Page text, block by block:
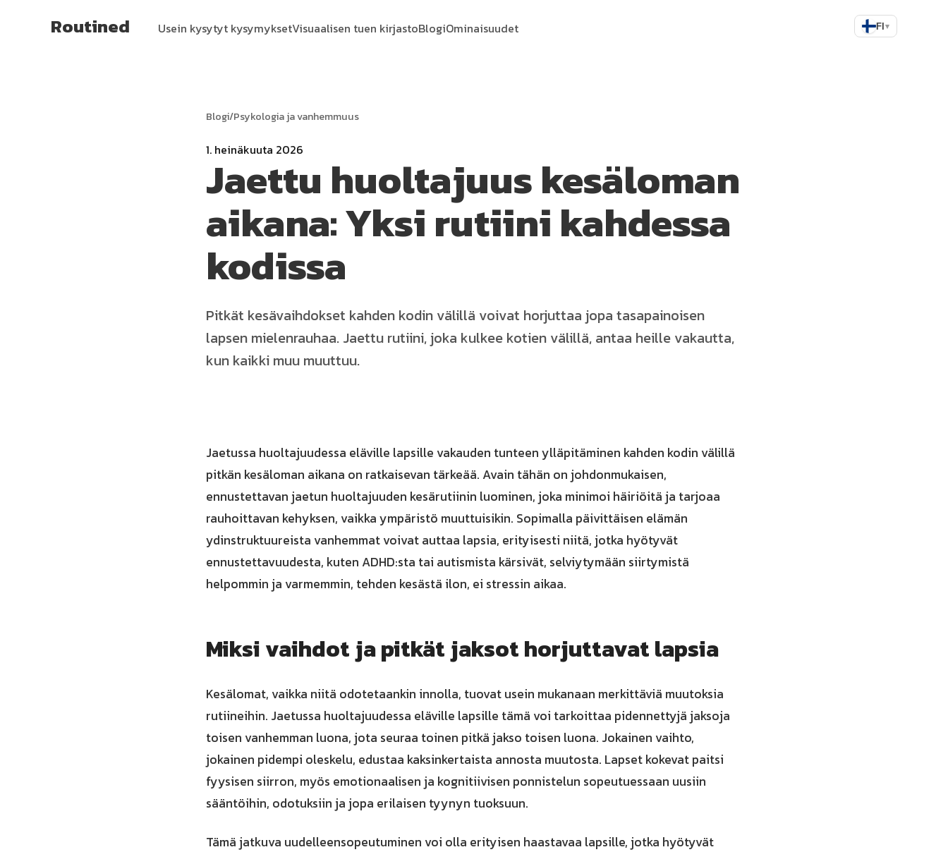
Routined Usein kysytyt kysymyksetVisuaalisen tuen kirjastoBlogiOminaisuudet FI▾
Blogi/Psykologia ja vanhemmuus
1. heinäkuuta 2026
Jaettu huoltajuus kesäloman
aikana: Yksi rutiini kahdessa
kodissa
Pitkät kesävaihdokset kahden kodin välillä voivat horjuttaa jopa tasapainoisen
lapsen mielenrauhaa. Jaettu rutiini, joka kulkee kotien välillä, antaa heille vakautta,
kun kaikki muu muuttuu.
Jaetussa huoltajuudessa eläville lapsille vakauden tunteen ylläpitäminen kahden kodin välillä
pitkän kesäloman aikana on ratkaisevan tärkeää. Avain tähän on johdonmukaisen,
ennustettavan jaetun huoltajuuden kesärutiinin luominen, joka minimoi häiriöitä ja tarjoaa
rauhoittavan kehyksen, vaikka ympäristö muuttuisikin. Sopimalla päivittäisen elämän
ydinstruktuureista vanhemmat voivat auttaa lapsia, erityisesti niitä, jotka hyötyvät
ennustettavuudesta, kuten ADHD:sta tai autismista kärsivät, selviytymään siirtymistä
helpommin ja varmemmin, tehden kesästä ilon, ei stressin aikaa.
Miksi vaihdot ja pitkät jaksot horjuttavat lapsia
Kesälomat, vaikka niitä odotetaankin innolla, tuovat usein mukanaan merkittäviä muutoksia
rutiineihin. Jaetussa huoltajuudessa eläville lapsille tämä voi tarkoittaa pidennettyjä jaksoja
toisen vanhemman luona, jota seuraa toinen pitkä jakso toisen luona. Jokainen vaihto,
jokainen pidempi oleskelu, edustaa kaksinkertaista annosta muutosta. Lapset kokevat paitsi
fyysisen siirron, myös emotionaalisen ja kognitiivisen ponnistelun sopeutuessaan uusiin
sääntöihin, odotuksiin ja jopa erilaisen tyynyn tuoksuun.
Tämä jatkuva uudelleensopeutuminen voi olla erityisen haastavaa lapsille, jotka hyötyvät